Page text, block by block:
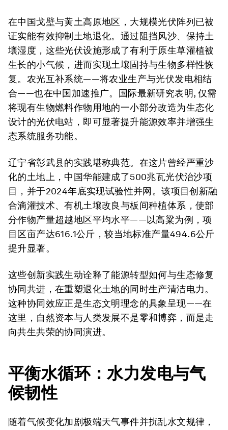
在中国戈壁与黄土高原地区，大规模光伏阵列已被
证实能有效抑制土地退化。通过阻挡风沙、保持土
壤湿度，这些光伏设施形成了有利于原生草灌植被
生长的小气候，进而实现土壤固持与生物多样性恢
复。农光互补系统——将农业生产与光伏发电相结
合——也在中国加速推广。国际最新研究表明, 仅需
将现有生物燃料作物用地的一小部分改造为生态化
设计的光伏电站，即可显著提升能源效率并增强生
态系统服务功能。
辽宁省彰武县的实践堪称典范。在这片曾经严重沙
化的土地上，中国华能建成了500兆瓦光伏治沙项
目，并于2024年底实现试验性并网。该项目创新融
合滴灌技术、有机土壤改良与板间种植体系，使部
分作物产量超越地区平均水平——以高粱为例，项
目区亩产达616.1公斤，较当地标准产量494.6公斤
提升显著。
这些创新实践生动诠释了能源转型如何与生态修复
协同共进，在重塑退化土地的同时生产清洁电力。
这种协同效应正是生态文明理念的具象呈现——在
这里，自然资本与人类发展不是零和博弈，而是走
向共生共荣的协同演进。
平衡水循环：水力发电与气
候韧性
随着气候变化加剧极端天气事件并扰乱水文规律，